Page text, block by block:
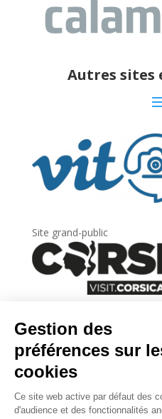
Autres sites
Site grand-public
Newsletter
Inscrivez-vous àla lettre
l’Agence du tourisme de la